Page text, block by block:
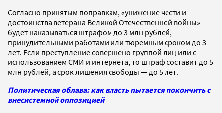
Согласно принятым поправкам, «унижение чести и
достоинства ветерана Великой Отечественной войны»
будет наказываться штрафом до 3 млн рублей,
принудительными работами или тюремным сроком до 3
лет. Если преступление совершено группой лиц или с
использованием СМИ и интернета, то штраф составит до 5
млн рублей, а срок лишения свободы — до 5 лет.
Политическая облава: как власть пытается покончить с
внесистемной оппозицией